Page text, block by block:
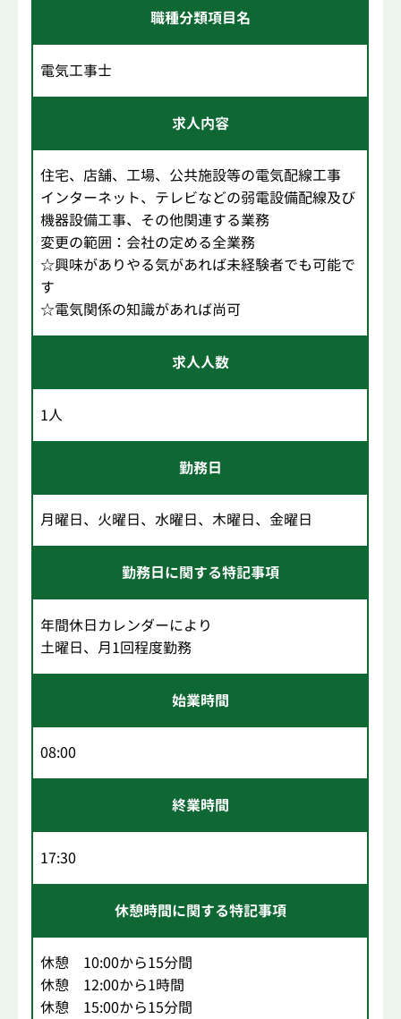
職種分類項目名
電気工事士
求人内容
住宅、店舗、工場、公共施設等の電気配線工事
インターネット、テレビなどの弱電設備配線及び
機器設備工事、その他関連する業務
変更の範囲：会社の定める全業務
☆興味がありやる気があれば未経験者でも可能で
す
☆電気関係の知識があれば尚可
求人人数
1人
勤務日
月曜日、火曜日、水曜日、木曜日、金曜日
勤務日に関する特記事項
年間休日カレンダーにより
土曜日、月1回程度勤務
始業時間
08:00
終業時間
17:30
休憩時間に関する特記事項
休憩 10:00から15分間
休憩 12:00から1時間
休憩 15:00から15分間